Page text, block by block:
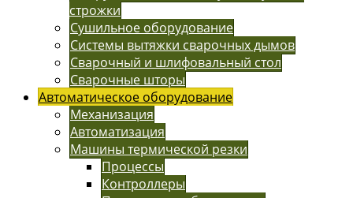
строжки
Сушильное оборудование
Системы вытяжки сварочных дымов
Сварочный и шлифовальный стол
Сварочные шторы
Автоматическое оборудование
Механизация
Автоматизация
Машины термической резки
Процессы
Контроллеры